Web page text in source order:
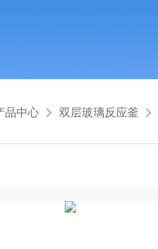
品中心 双层玻璃反应釜